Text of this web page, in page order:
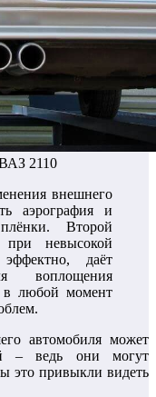
2110
внешнего
аэрография и
Второй
невысокой
даёт
воплощения
в любой момент
автомобиля может
– ведь они могут
это привыкли видеть